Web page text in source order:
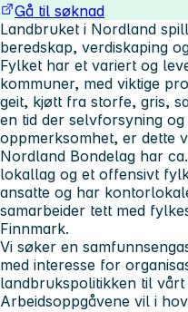
Gå til søknad
Landbruket i Nordland
beredskap, verdiskaping
Fylket har et variert og
kommuner, med viktige
geit, kjøtt fra storfe, gris,
en tid der selvforsyning
oppmerksomhet, er dette
Nordland Bondelag har
lokallag og et offensivt
ansatte og har
samarbeider tett med
Finnmark.
Vi søker en
med interesse for
landbrukspolitikken til
Arbeidsoppgåvene vil i